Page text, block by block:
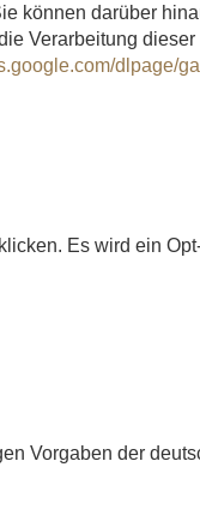
können darüber
Verarbeitung
dlpage/
Es wird ein
Vorgaben der